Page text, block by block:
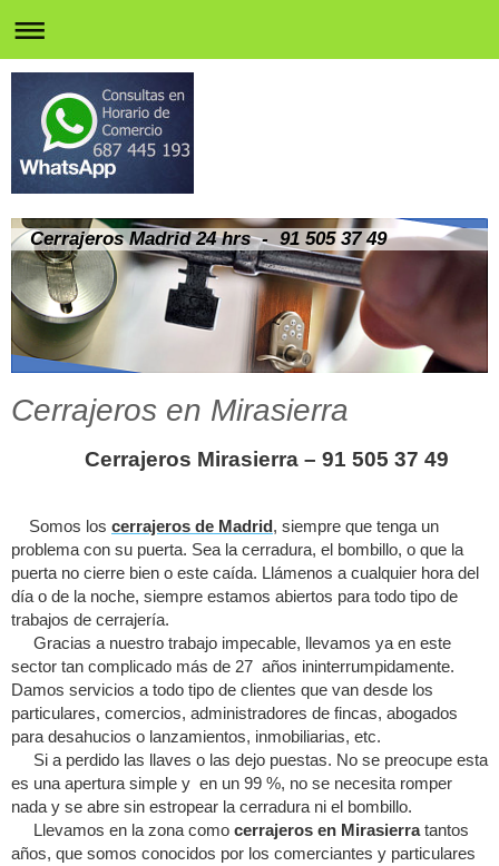
Cerrajeros Madrid 24 hrs - 91 505 37 49
Cerrajeros en Mirasierra
Cerrajeros Mirasierra – 91 505 37 49
Somos los cerrajeros de Madrid , siempre que tenga un
problema con su puerta. Sea la cerradura, el bombillo, o que la
puerta no cierre bien o este caída. Llámenos a cualquier hora del
día o de la noche, siempre estamos abiertos para todo tipo de
trabajos de cerrajería.
Gracias a nuestro trabajo impecable, llevamos ya en este
sector tan complicado más de 27 años ininterrumpidamente.
Damos servicios a todo tipo de clientes que van desde los
particulares, comercios, administradores de fincas, abogados
para desahucios o lanzamientos, inmobiliarias, etc.
Si a perdido las llaves o las dejo puestas. No se preocupe esta
es una apertura simple y en un 99 %, no se necesita romper
nada y se abre sin estropear la cerradura ni el bombillo.
Llevamos en la zona como cerrajeros en Mirasierratantos
años, que somos conocidos por los comerciantes y particulares